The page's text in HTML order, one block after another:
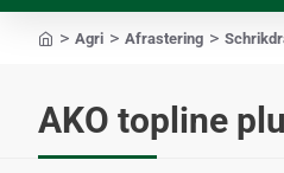
AKO topline
Agri Afrastering